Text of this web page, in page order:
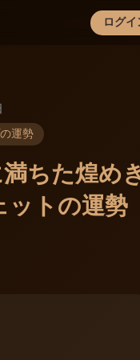
ログイ
×
運勢
ちた煌め
ットの運勢